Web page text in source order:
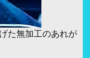
た無加工のあれが